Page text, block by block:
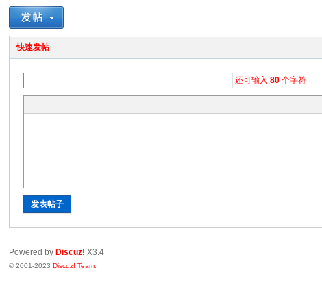
快速发帖
还可输入80 个字符
发表帖子
Powered by Discuz! X3.4
© 2001-2023Discuz! Team